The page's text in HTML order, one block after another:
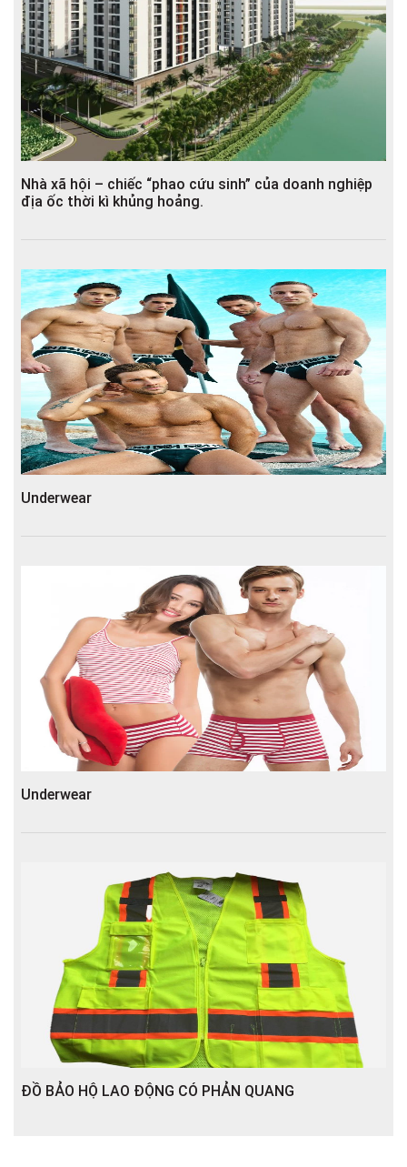
Nhà xã hội – chiếc “phao cứu sinh” của doanh nghiệp
địa ốc thời kì khủng hoảng.
Underwear
Underwear
ĐỒ BẢO HỘ LAO ĐỘNG CÓ PHẢN QUANG